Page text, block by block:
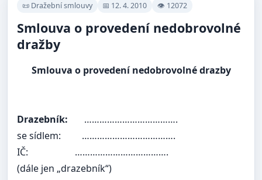
📜 Dražební smlouvy 📅 12. 4. 2010 👁 12072
Smlouva o provedení nedobrovolné
dražby
Smlouva o provedení nedobrovolné drazby
Drazebník:
……………………………….
se sídlem: ……………………………….
IČ: ……………………………….
(dále jen „drazebník“)